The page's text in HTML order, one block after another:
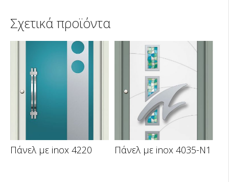
Σχετικά προϊόντα
Πάνελ με inox 4220 Πάνελ με inox 4035-N1